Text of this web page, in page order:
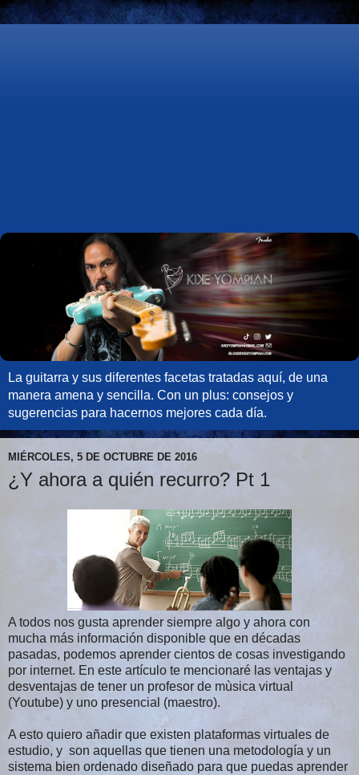
La guitarra y sus diferentes facetas tratadas aquí, de una
manera amena y sencilla. Con un plus: consejos y
sugerencias para hacernos mejores cada día.
MIÉRCOLES, 5 DE OCTUBRE DE 2016
¿Y ahora a quién recurro? Pt 1
A todos nos gusta aprender siempre algo y ahora con
mucha más información disponible que en décadas
pasadas, podemos aprender cientos de cosas investigando
por internet. En este artículo te mencionaré las ventajas y
desventajas de tener un profesor de mùsica virtual
(Youtube) y uno presencial (maestro).
A esto quiero añadir que existen plataformas virtuales de
estudio, y son aquellas que tienen una metodología y un
sistema bien ordenado diseñado para que puedas aprender